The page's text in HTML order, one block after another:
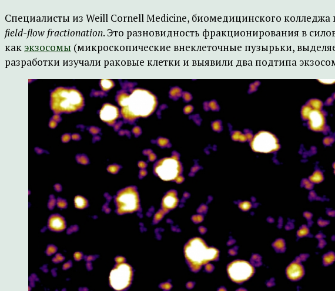
Специалисты из Weill Cornell Medicine, биомедицинского
field-flow fractionation. Это разновидность фракционирования в
как экзосомы (микроскопические внеклеточные пузырьки,
разработки изучали раковые клетки и выявили два подтипа